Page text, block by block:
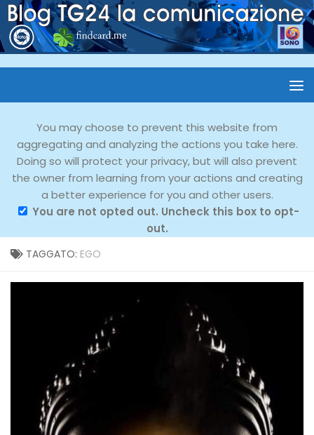
You may choose to prevent this website from
aggregating and analyzing the actions you take here.
Doing so will protect your privacy, but will also prevent
the owner from learning from your actions and creating
a better experience for you and other users.
You are not opted out. Uncheck this box to opt-
out.
TAGGATO: EGO